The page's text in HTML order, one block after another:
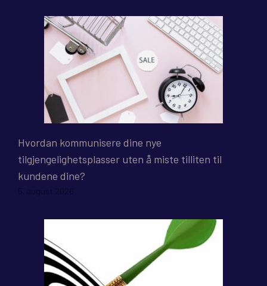
Hvordan kommunisere dine nye
tilgjengelighetsplasser uten å miste tilliten til
kundene dine?
5. august 2026